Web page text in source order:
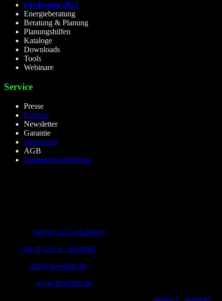
Förderung 2022
Energieberatung
Beratung & Planung
Planungshilfen
Kataloge
Downloads
Tools
Webinare
Service
Presse
Karriere
Newsletter
Garantie
Impressum
AGB
Datenschutzerklärung
+49 (0) 2273-9529419
+49 (0) 2273 - 5914988
info@lieselight.de
www.lieselight.de
datalux.it lieselight